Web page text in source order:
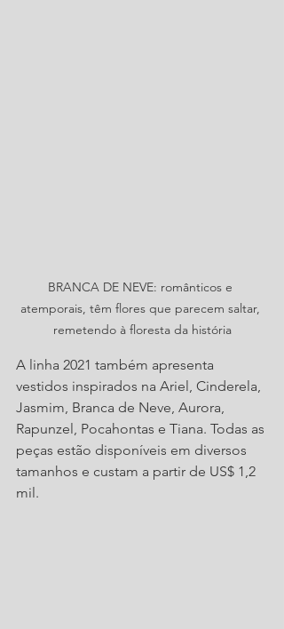
BRANCA DE NEVE: românticos e
atemporais, têm flores que parecem saltar,
remetendo à floresta da história
A linha 2021 também apresenta
vestidos inspirados na Ariel, Cinderela,
Jasmim, Branca de Neve, Aurora,
Rapunzel, Pocahontas e Tiana. Todas as
peças estão disponíveis em diversos
tamanhos e custam a partir de US$ 1,2
mil.